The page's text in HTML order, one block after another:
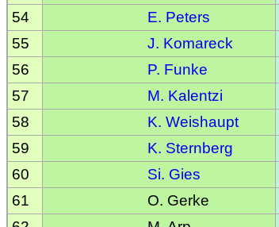
54
E. Peters
55
J. Komareck
56
P. Funke
57
M. Kalentzi
58
K. Weishaupt
59
K. Sternberg
60
Si. Gies
61
O. Gerke